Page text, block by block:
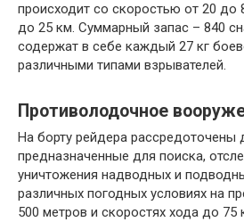
происходит со скоростью от 20
до 25 км. Суммарный запас – 840
содержат в себе каждый 27 кг
различными типами взрывателей.
Противолодочное
На борту рейдера рассредоточены
предназначенные для поиска,
уничтожения надводных и
различных погодных условиях на
500 метров и скоростях хода до 75